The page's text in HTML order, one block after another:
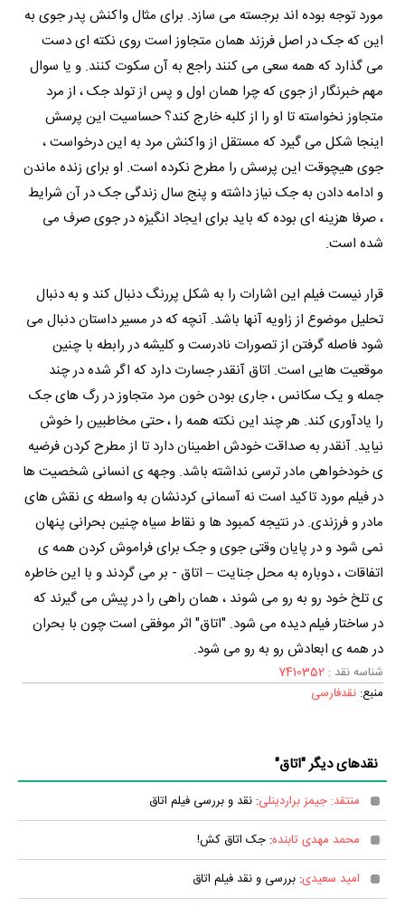
مورد توجه بوده اند برجسته می سازد. برای مثال واکنش پدر جوی به
این که جک در اصل فرزند همان متجاوز است روی نکته ای دست
می گذارد که همه سعی می کنند راجع به آن سکوت کنند. و یا سوال
مهم خبرنگار از جوی که چرا همان اول و پس از تولد جک ، از مرد
متجاوز نخواسته تا او را از کلبه خارج کند؟ حساسیت این پرسش
اینجا شکل می گیرد که مستقل از واکنش مرد به این درخواست ،
جوی هیچوقت این پرسش را مطرح نکرده است. او برای زنده ماندن
و ادامه دادن به جک نیاز داشته و پنج سال زندگی جک در آن شرایط
، صرفا هزینه ای بوده که باید برای ایجاد انگیزه در جوی صرف می
شده است.
قرار نیست فیلم این اشارات را به شکل پررنگ دنبال کند و به دنبال
تحلیل موضوع از زاویه آنها باشد. آنچه که در مسیر داستان دنبال می
شود فاصله گرفتن از تصورات نادرست و کلیشه در رابطه با چنین
موقعیت هایی است. اتاق آنقدر جسارت دارد که اگر شده در چند
جمله و یک سکانس ، جاری بودن خون مرد متجاوز در رگ های جک
را یادآوری کند. هر چند این نکته همه را ، حتی مخاطبین را خوش
نیاید. آنقدر به صداقت خودش اطمینان دارد تا از مطرح کردن فرضیه
ی خودخواهی مادر ترسی نداشته باشد. وجهه ی انسانی شخصیت ها
در فیلم مورد تاکید است نه آسمانی کردنشان به واسطه ی نقش های
مادر و فرزندی. در نتیجه کمبود ها و نقاط سیاه چنین بحرانی پنهان
نمی شود و در پایان وقتی جوی و جک برای فراموش کردن همه ی
اتفاقات ، دوباره به محل جنایت – اتاق - بر می گردند و با این خاطره
ی تلخ خود رو به رو می شوند ، همان راهی را در پیش می گیرند که
در ساختار فیلم دیده می شود. "اتاق" اثر موفقی است چون با بحران
در همه ی ابعادش رو به رو می شود.
شناسه نقد : 7410352
منبع:نقدفارسی
نقدهای دیگر "اتاق"
منتقد: جیمز براردینلی: نقد و بررسی فیلم اتاق
محمد مهدی تابنده: جک اتاق کش!
امید سعیدی: بررسی و نقد فیلم اتاق